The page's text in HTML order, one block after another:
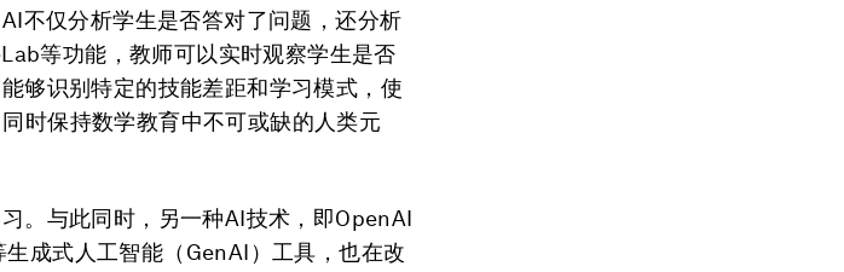
不仅分析学生是否答对了问题，还分析
等功能，教师可以实时观察学生是否
够识别特定的技能差距和学习模式，使
时保持数学教育中不可或缺的人类元
。与此同时，另一种AI技术，即OpenAI
成式人工智能（GenAI）工具，也在改